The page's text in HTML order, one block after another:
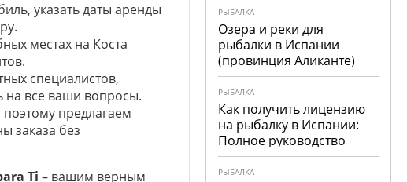
указать даты аренды
местах на Коста
специалистов,
на все ваши вопросы.
предлагаем
заказа без
Ti – вашим верным
РЫБАЛКА
Озера и реки для
рыбалки в Испании
(провинция Аликанте)
РЫБАЛКА
Как получить лицензию
на рыбалку в Испании:
Полное руководство
РЫБАЛКА